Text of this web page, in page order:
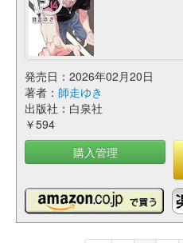
発売日：2026年02月20日
著者： 師走ゆき
出版社：白泉社
￥594
購入管理